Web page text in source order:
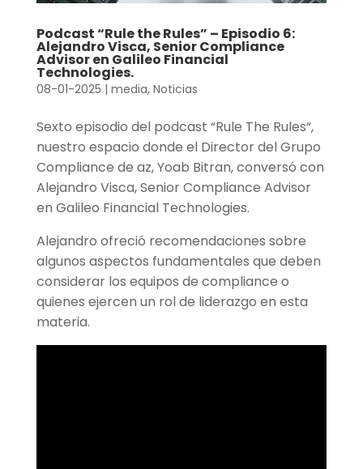
Podcast “Rule the Rules” – Episodio 6:
Alejandro Visca, Senior Compliance
Advisor en Galileo Financial
Technologies.
08-01-2025 | media, Noticias
Sexto episodio del podcast “Rule The Rules“,
nuestro espacio donde el Director del Grupo
Compliance de az, Yoab Bitran, conversó con
Alejandro Visca, Senior Compliance Advisor
en Galileo Financial Technologies.
Alejandro ofreció recomendaciones sobre
algunos aspectos fundamentales que deben
considerar los equipos de compliance o
quienes ejercen un rol de liderazgo en esta
materia.